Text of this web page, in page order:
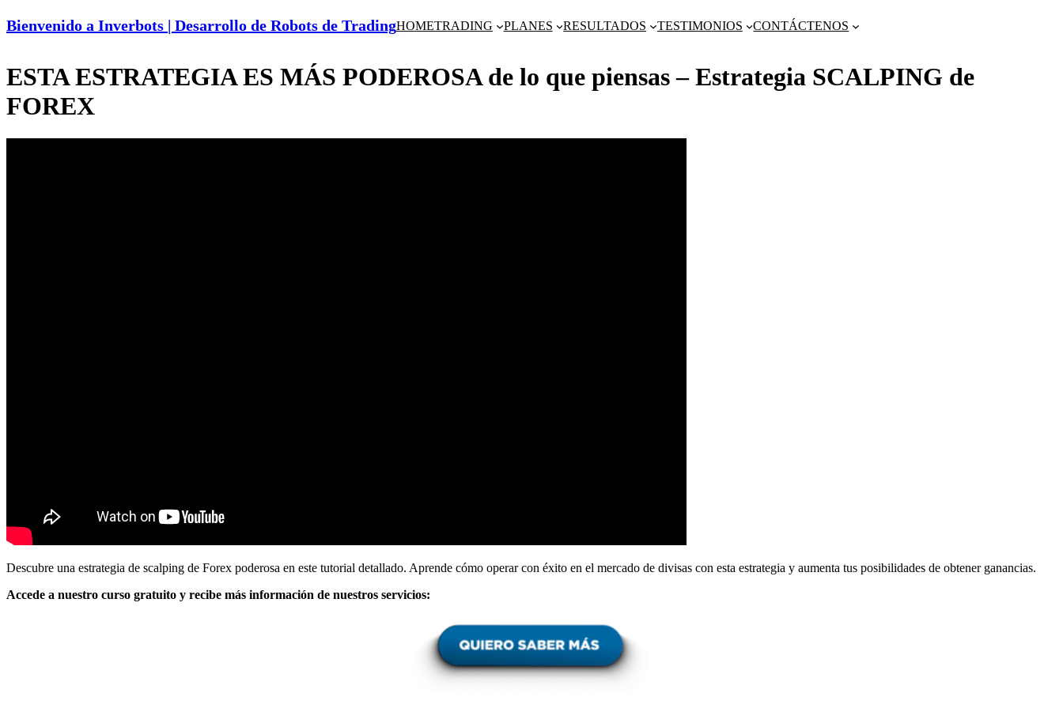
Bienvenido a Inverbots | Desarrollo de Robots de TradingHOMETRADING PLANES RESULTADOS TESTIMONIOS CONTÁCTENOS
ESTA ESTRATEGIA ES MÁS PODEROSA de lo que piensas – Estrategia SCALPING de
FOREX
Descubre una estrategia de scalping de Forex poderosa en este tutorial detallado. Aprende cómo operar con éxito en el mercado de divisas con esta estrategia y aumenta tus posibilidades de obtener ganancias.
Accede a nuestro curso gratuito y recibe más información de nuestros servicios: